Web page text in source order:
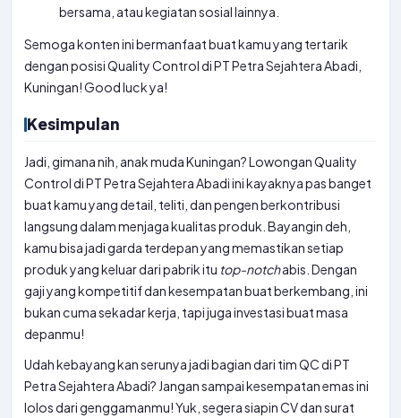
bersama, atau kegiatan sosial lainnya.
Semoga konten ini bermanfaat buat kamu yang tertarik
dengan posisi Quality Control di PT Petra Sejahtera Abadi,
Kuningan! Good luck ya!
Kesimpulan
Jadi, gimana nih, anak muda Kuningan? Lowongan Quality
Control di PT Petra Sejahtera Abadi ini kayaknya pas banget
buat kamu yang detail, teliti, dan pengen berkontribusi
langsung dalam menjaga kualitas produk. Bayangin deh,
kamu bisa jadi garda terdepan yang memastikan setiap
produk yang keluar dari pabrik itu top-notchabis. Dengan
gaji yang kompetitif dan kesempatan buat berkembang, ini
bukan cuma sekadar kerja, tapi juga investasi buat masa
depanmu!
Udah kebayang kan serunya jadi bagian dari tim QC di PT
Petra Sejahtera Abadi? Jangan sampai kesempatan emas ini
lolos dari genggamanmu! Yuk, segera siapin CV dan surat